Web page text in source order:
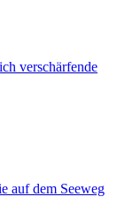
verschärfende
auf dem Seeweg